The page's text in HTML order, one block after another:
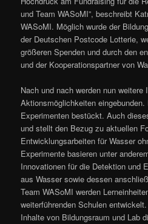
und Team WASoMI”, beschreibt
WASoMI. Möglich wurde der
der Deutschen Postcode Lotterie,
größeren Spenden und durch den
und der Kooperationspartner von
Nach und nach werden nun weitere
Aktionsmöglichkeiten
Experimenten bestückt. Auch
und stellt den Bezug zu aktuellen
Entwicklungsarbeiten für Wasser
Experimente basieren unter
Innovationen für die Detektion und
aus Wasser sowie dessen
Team WASoMI werden
weiterführenden Schulen
Inhalte von Bildungsraum und Lab